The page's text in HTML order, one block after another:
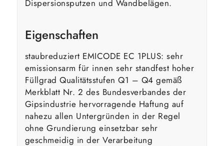
Dispersionsputzen und Wandbelägen.
Eigenschaften
staubreduziert EMICODE EC 1PLUS: sehr
emissionsarm für innen sehr standfest hoher
Füllgrad Qualitätsstufen Q1 – Q4 gemäß
Merkblatt Nr. 2 des Bundesverbandes der
Gipsindustrie hervorragende Haftung auf
nahezu allen Untergründen in der Regel
ohne Grundierung einsetzbar sehr
geschmeidig in der Verarbeitung